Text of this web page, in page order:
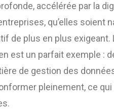
accélérée par la
qu’elles soient
de plus en plus exigeant.
est un parfait exemple :
de gestion des
pleinement, ce